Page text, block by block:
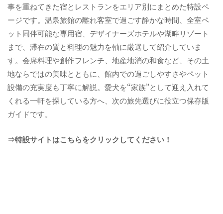
事を重ねてきた宿とレストランをエリア別にまとめた特設ペ
ージです。温泉旅館の離れ客室で過ごす静かな時間、全室ペ
ット同伴可能な専用宿、デザイナーズホテルや湖畔リゾート
まで、滞在の質と料理の魅力を軸に厳選して紹介していま
す。会席料理や創作フレンチ、地産地消の和食など、その土
地ならではの美味とともに、館内での過ごしやすさやペット
設備の充実度も丁寧に解説。愛犬を“家族”として迎え入れて
くれる一軒を探している方へ、次の旅先選びに役立つ保存版
ガイドです。
⇒特設サイトはこちらをクリックしてください！